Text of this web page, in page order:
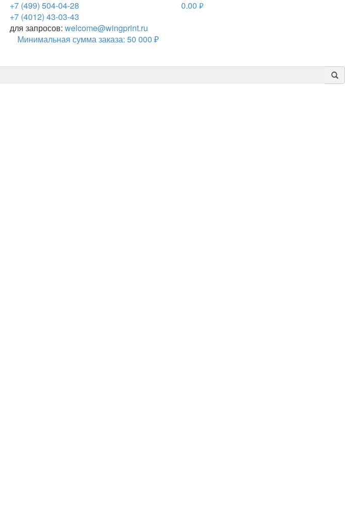
+7 (499) 504-04-28
+7 (4012) 43-03-43
для запросов: welcome@wingprint.ru
Минимальная сумма заказа: 50 000 ₽
0.00 руб.